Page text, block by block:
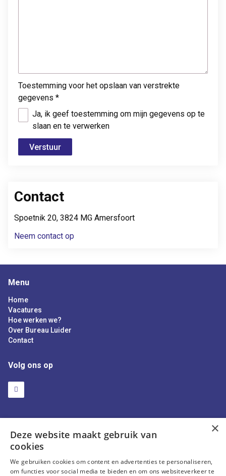
Toestemming voor het opslaan van verstrekte
gegevens *
Ja, ik geef toestemming om mijn gegevens op te
slaan en te verwerken
Contact
Spoetnik 20, 3824 MG Amersfoort
Neem contact op
Menu
Home
Vacatures
Hoe werken we?
Over Bureau Luider
Contact
Volg ons op
Spoetnik 20
3824 MG Amersfoort
Open inschrijving
×
Deze website maakt gebruik van
cookies
We gebruiken cookies om content en advertenties te personaliseren,
om functies voor social media te bieden en om ons websiteverkeer te